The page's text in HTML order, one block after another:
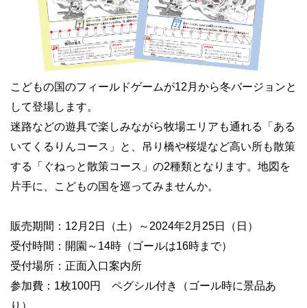
こどもの国のフィールドゲームが12月から冬バージョンと
して登場します。
迷路などの遊具で楽しみながら牧場エリアも通れる「ある
いてくるりんコース」と、吊り橋や桜堤など高い所も散策
する「ぐねっと散策コース」の2種類となります。地図を
片手に、こどもの国を巡ってみませんか。
販売期間：12月2日（土）～2024年2月25日（日）
受付時間：開園～14時（ゴールは16時まで）
受付場所：正面入口案内所
参加費：1枚100円 ペグシル付き（ゴール時に景品あ
り）